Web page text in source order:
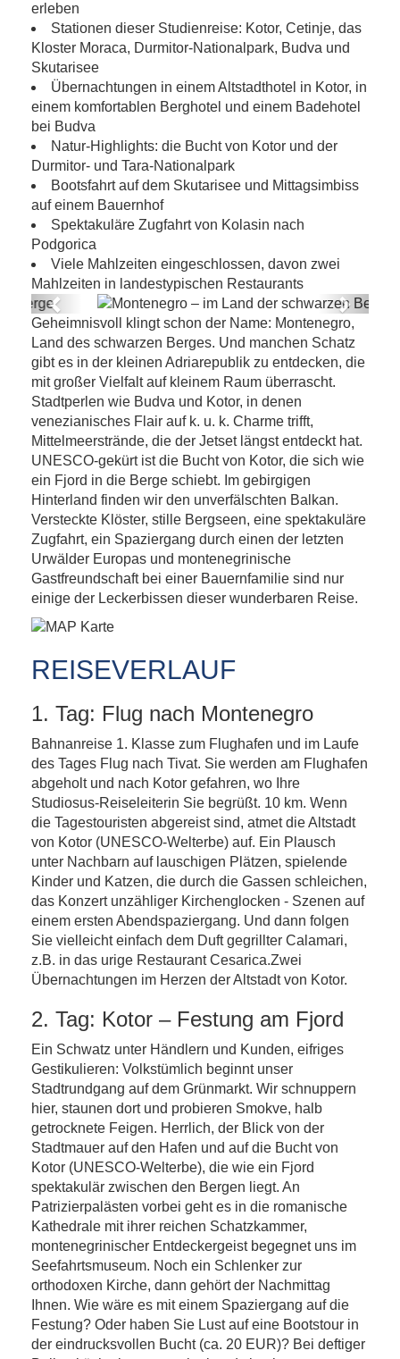
erleben
Stationen dieser Studienreise: Kotor, Cetinje, das
Kloster Moraca, Durmitor-Nationalpark, Budva und
Skutarisee
Übernachtungen in einem Altstadthotel in Kotor, in
einem komfortablen Berghotel und einem Badehotel
bei Budva
Natur-Highlights: die Bucht von Kotor und der
Durmitor- und Tara-Nationalpark
Bootsfahrt auf dem Skutarisee und Mittagsimbiss
auf einem Bauernhof
Spektakuläre Zugfahrt von Kolasin nach
Podgorica
Viele Mahlzeiten eingeschlossen, davon zwei
Mahlzeiten in landestypischen Restaurants
Montenegro – im Land der schwarzen
Berge
Previous Next
Geheimnisvoll klingt schon der Name: Montenegro,
Land des schwarzen Berges. Und manchen Schatz
gibt es in der kleinen Adriarepublik zu entdecken, die
mit großer Vielfalt auf kleinem Raum überrascht.
Stadtperlen wie Budva und Kotor, in denen
venezianisches Flair auf k. u. k. Charme trifft,
Mittelmeerstrände, die der Jetset längst entdeckt hat.
UNESCO-gekürt ist die Bucht von Kotor, die sich wie
ein Fjord in die Berge schiebt. Im gebirgigen
Hinterland finden wir den unverfälschten Balkan.
Versteckte Klöster, stille Bergseen, eine spektakuläre
Zugfahrt, ein Spaziergang durch einen der letzten
Urwälder Europas und montenegrinische
Gastfreundschaft bei einer Bauernfamilie sind nur
einige der Leckerbissen dieser wunderbaren Reise.
REISEVERLAUF
1. Tag: Flug nach Montenegro
Bahnanreise 1. Klasse zum Flughafen und im Laufe
des Tages Flug nach Tivat. Sie werden am Flughafen
abgeholt und nach Kotor gefahren, wo Ihre
Studiosus-Reiseleiterin Sie begrüßt. 10 km. Wenn
die Tagestouristen abgereist sind, atmet die Altstadt
von Kotor (UNESCO-Welterbe) auf. Ein Plausch
unter Nachbarn auf lauschigen Plätzen, spielende
Kinder und Katzen, die durch die Gassen schleichen,
das Konzert unzähliger Kirchenglocken - Szenen auf
einem ersten Abendspaziergang. Und dann folgen
Sie vielleicht einfach dem Duft gegrillter Calamari,
z.B. in das urige Restaurant Cesarica.Zwei
Übernachtungen im Herzen der Altstadt von Kotor.
2. Tag: Kotor – Festung am Fjord
Ein Schwatz unter Händlern und Kunden, eifriges
Gestikulieren: Volkstümlich beginnt unser
Stadtrundgang auf dem Grünmarkt. Wir schnuppern
hier, staunen dort und probieren Smokve, halb
getrocknete Feigen. Herrlich, der Blick von der
Stadtmauer auf den Hafen und auf die Bucht von
Kotor (UNESCO-Welterbe), die wie ein Fjord
spektakulär zwischen den Bergen liegt. An
Patrizierpalästen vorbei geht es in die romanische
Kathedrale mit ihrer reichen Schatzkammer,
montenegrinischer Entdeckergeist begegnet uns im
Seefahrtsmuseum. Noch ein Schlenker zur
orthodoxen Kirche, dann gehört der Nachmittag
Ihnen. Wie wäre es mit einem Spaziergang auf die
Festung? Oder haben Sie Lust auf eine Bootstour in
der eindrucksvollen Bucht (ca. 20 EUR)? Bei deftiger